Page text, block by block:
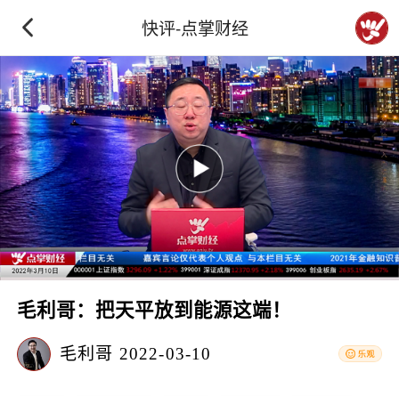
快评-点掌财经
毛利哥：把天平放到能源这端！
毛利哥 2022-03-10